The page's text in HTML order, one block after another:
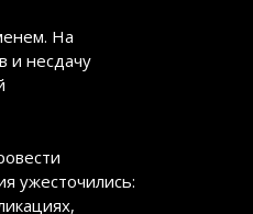
На
и несдачу
ужесточились: